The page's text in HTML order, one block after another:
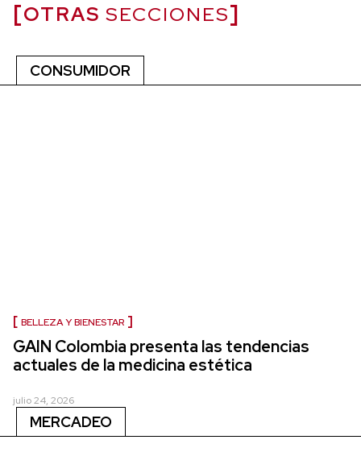
OTRAS SECCIONES
CONSUMIDOR
BELLEZA Y BIENESTAR
GAIN Colombia presenta las tendencias
actuales de la medicina estética
julio 24, 2026
MERCADEO